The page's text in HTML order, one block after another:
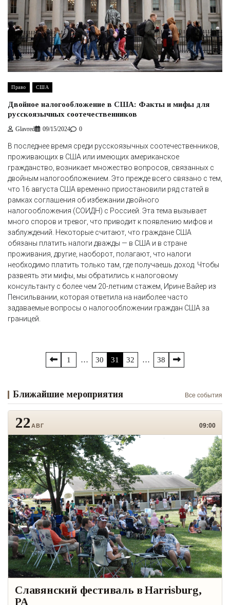
Право США
Двойное налогообложение в США: Факты и мифы для
русскоязычных соотечественников
Glavred 09/15/2024 0
В последнее время среди русскоязычных соотечественников,
проживающих в США или имеющих американское
гражданство, возникает множество вопросов, связанных с
двойным налогообложением. Это прежде всего связано с тем,
что 16 августа США временно приостановили ряд статей в
рамках соглашения об избежании двойного
налогообложения (СОИДН) с Россией. Эта тема вызывает
много споров и тревог, что приводит к появлению мифов и
заблуждений. Некоторые считают, что граждане США
обязаны платить налоги дважды — в США и в стране
проживания, другие, наоборот, полагают, что налоги
необходимо платить только там, где получаешь доход. Чтобы
развеять эти мифы, мы обратились к налоговому
консультанту с более чем 20-летним стажем, Ирине Вайер из
Пенсильвании, которая ответила на наиболее часто
задаваемые вопросы о налогообложении граждан США за
границей.
Пагинация
1 … 30 31 32 … 38
Ближайшие мероприятия Все события
22 АВГ 09:00
Славянский фестиваль в Harrisburg,
PA